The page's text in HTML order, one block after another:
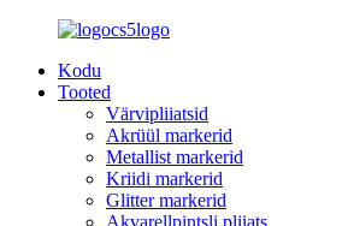
Kodu
Tooted
Värvipliiatsid
Akrüül markerid
Metallist markerid
Kriidi markerid
Glitter markerid
Akvarellpintsli pliiats